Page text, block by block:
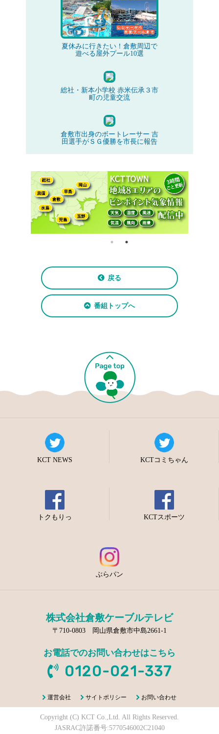
夏休みに行きたい！倉敷周辺で
遊べる屋外プール10選
総社・新本小学校 赤米伝承３市
町の児童交流
倉敷市出身のボートレーサー 吉
田選手がＳＧ優勝を市長に報告
戻る
番組トップへ
KCT NEWS KCTコミちゃん
トクもりっ KCTスポーツ
ぶらパン
株式会社倉敷ケーブルテレビ
〒710-0803 岡山県倉敷市中島2661-1
お電話でのお問い合わせはこちら
0120-021-337
運営会社 サイトポリシー お問い合わせ
Copyright (C) KCT Co.,Ltd. All Rights Reserved.
JASRAC許諾番号:5770546002C21040